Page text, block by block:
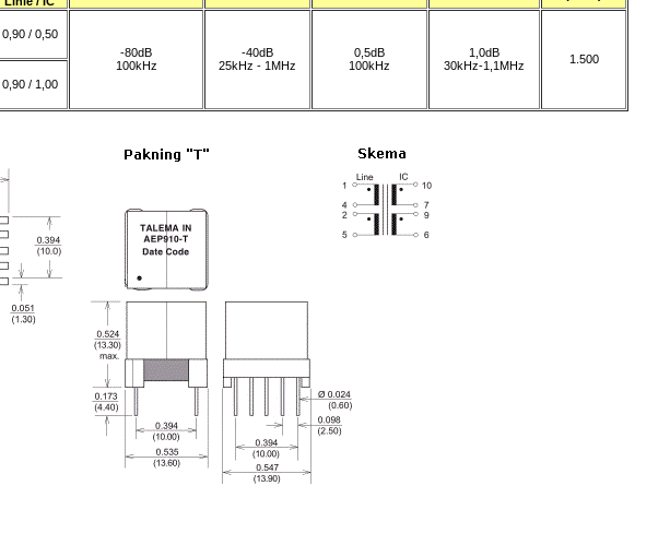
0,90 / 0,50
-80dB
100kHz
-40dB
25kHz - 1MHz
0,5dB
100kHz
1,0dB
30kHz-1,1MHz
1.500
0,90 / 1,00